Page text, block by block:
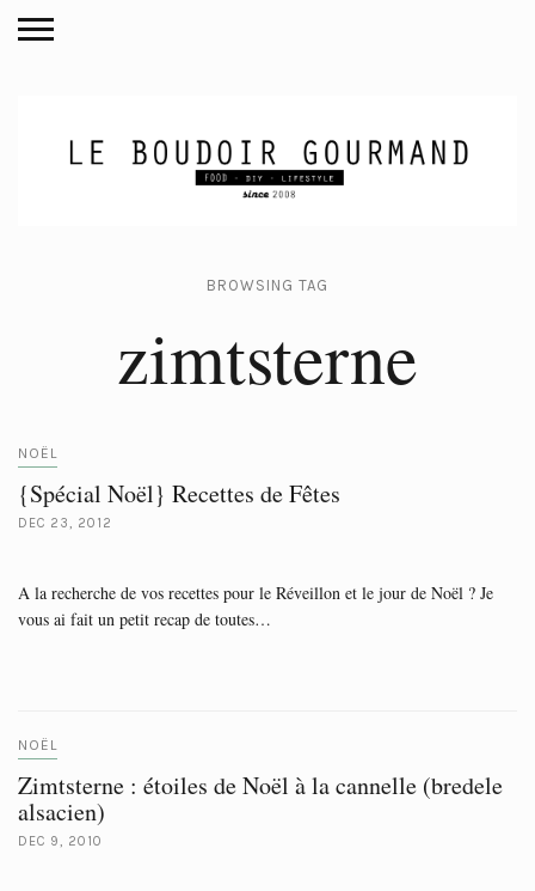
BROWSING TAG
zimtsterne
NOËL
{Spécial Noël} Recettes de Fêtes
DEC 23, 2012
A la recherche de vos recettes pour le Réveillon et le jour de Noël ? Je
vous ai fait un petit recap de toutes…
NOËL
Zimtsterne : étoiles de Noël à la cannelle (bredele
alsacien)
DEC 9, 2010